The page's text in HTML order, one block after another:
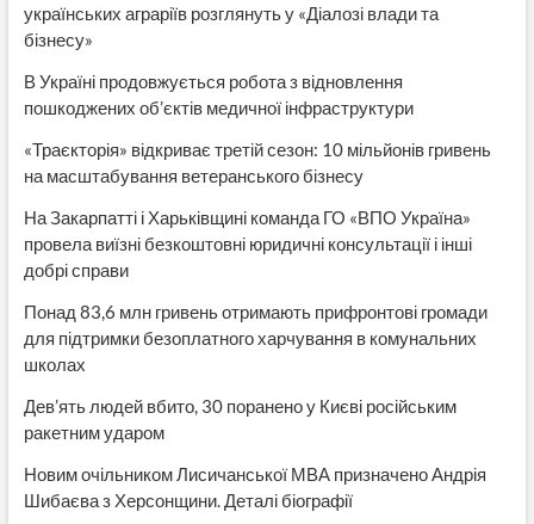
українських аграріїв розглянуть у «Діалозі влади та
бізнесу»
В Україні продовжується робота з відновлення
пошкоджених об’єктів медичної інфраструктури
«Траєкторія» відкриває третій сезон: 10 мільйонів гривень
на масштабування ветеранського бізнесу
На Закарпатті і Харьківщині команда ГО «ВПО Україна»
провела виїзні безкоштовні юридичні консультації і інші
добрі справи
Понад 83,6 млн гривень отримають прифронтові громади
для підтримки безоплатного харчування в комунальних
школах
Дев’ять людей вбито, 30 поранено у Києві російським
ракетним ударом
Новим очільником Лисичанської МВА призначено Андрія
Шибаєва з Херсонщини. Деталі біографії